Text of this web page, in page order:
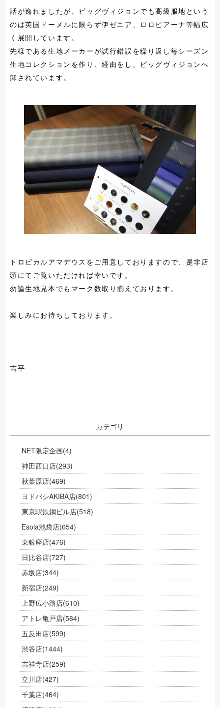
話が逸れましたが、ビッグヴィジョンでも高級服地という
のは英国ドーメルに限らず伊ゼニア、ロロピアーナ等幅広
く展開しています。
先様である生地メーカーが試行錯誤を繰り返し毎シーズン
生地コレクションを作り、経由をし、ビッグヴィジョンへ
卸されています。
トロピカルアマデウスをご用意しておりますので、是非店
頭にてご覧いただければ幸いです。
勿論生地見本でもマーク数取り揃えております。
楽しみにお待ちしております。
吉平
カテゴリ
NET限定企画(4)
神田西口店(293)
秋葉原店(469)
ヨドバシAKIBA店(801)
東京駅鉄鋼ビル店(518)
Esola池袋店(654)
東銀座店(476)
日比谷店(727)
赤坂店(344)
新宿店(249)
上野広小路店(610)
アトレ亀戸店(584)
五反田店(599)
渋谷店(1444)
吉祥寺店(259)
立川店(427)
千葉店(464)